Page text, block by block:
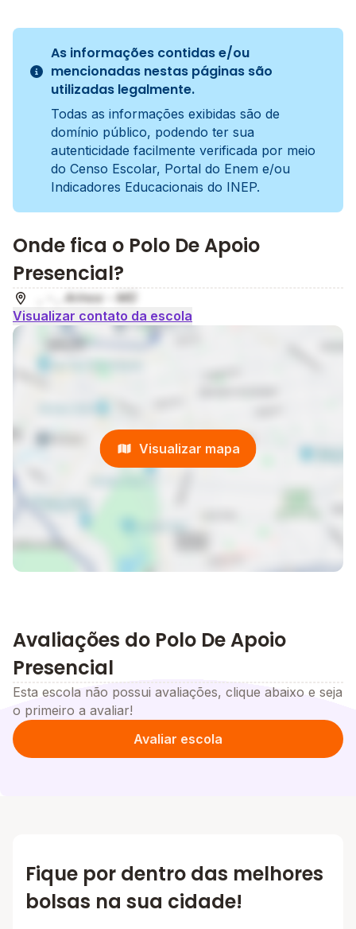
As informações contidas e/ou
mencionadas nestas páginas são
utilizadas legalmente.
Todas as informações exibidas são de
domínio público, podendo ter sua
autenticidade facilmente verificada por meio
do Censo Escolar, Portal do Enem e/ou
Indicadores Educacionais do INEP.
Onde fica o Polo De Apoio
Presencial?
, - , Arinos - MG
Visualizar contato da escola
Visualizar mapa
Avaliações do Polo De Apoio
Presencial
Esta escola não possui avaliações, clique abaixo e seja
o primeiro a avaliar!
Avaliar escola
Fique por dentro das melhores
bolsas na sua cidade!